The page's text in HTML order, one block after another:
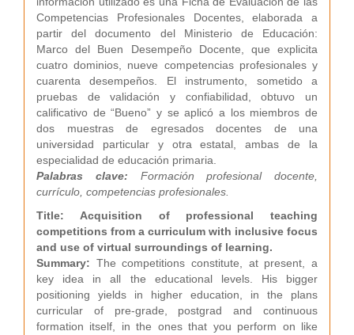
Competencias Profesionales Docentes, elaborada a
partir del documento del Ministerio de Educación:
Marco del Buen Desempeño Docente, que explicita
cuatro dominios, nueve competencias profesionales y
cuarenta desempeños. El instrumento, sometido a
pruebas de validación y confiabilidad, obtuvo un
calificativo de “Bueno” y se aplicó a los miembros de
dos muestras de egresados docentes de una
universidad particular y otra estatal, ambas de la
especialidad de educación primaria.
Palabras clave:
Formación profesional docente,
currículo, competencias profesionales.
Title: Acquisition of professional teaching
competitions from a curriculum with inclusive focus
and use of virtual surroundings of learning.
Summary: The competitions constitute, at present, a
key idea in all the educational levels. His bigger
positioning yields in higher education, in the plans
curricular of pre-grade, postgrad and continuous
formation itself, in the ones that you perform on like